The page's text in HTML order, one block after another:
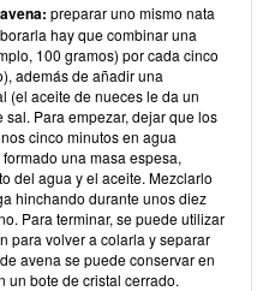
preparar uno mismo nata
hay que combinar una
100 gramos) por cada cinco
además de añadir una
(el aceite de nueces le da un
Para empezar, dejar que los
cinco minutos en agua
una masa espesa,
del agua y el aceite. Mezclarlo
hinchando durante unos diez
Para terminar, se puede utilizar
para volver a colarla y separar
avena se puede conservar en
un bote de cristal cerrado.